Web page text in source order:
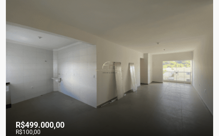
R$499.000,00
R$100,00